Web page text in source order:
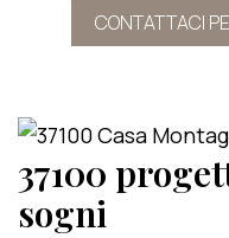
CONTATTACI
37100
sogni